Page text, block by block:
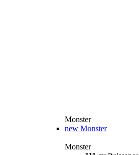
Monster
new Monster
Monster